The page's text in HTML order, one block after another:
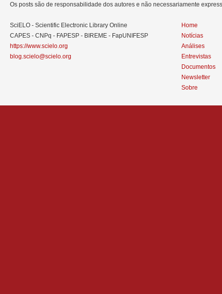
Os posts são de responsabilidade dos autores e não necessariamente
SciELO - Scientific Electronic Library Online
CAPES - CNPq - FAPESP - BIREME - FapUNIFESP
https://www.scielo.org
blog.scielo@scielo.org
Home
Notícias
Análises
Entrevistas
Documentos
Newsletter
Sobre